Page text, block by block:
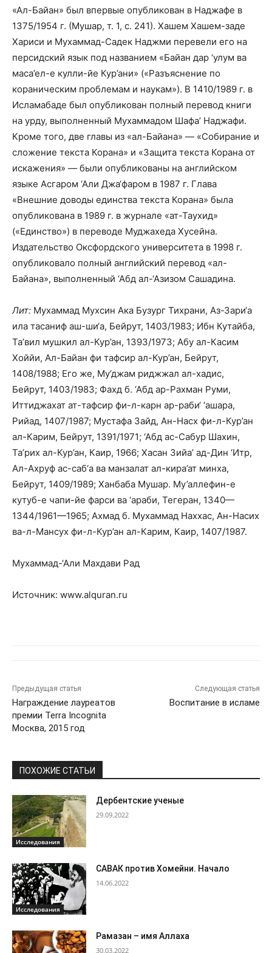
«Ал-Байан» был впервые опубликован в Наджафе в
1375/1954 г. (Мушар, т. 1, с. 241). Хашем Хашем-заде
Хариси и Мухаммад-Садек Наджми перевели его на
персидский язык под названием «Байан дар ‘улум ва
маса’ел-е кулли-йе Кур’ани» («Разъяснение по
кораническим проблемам и наукам»). В 1410/1989 г. в
Исламабаде был опубликован полный перевод книги
на урду, выполненный Мухаммадом Шафа’ Наджафи.
Кроме того, две главы из «ал-Байана» — «Собирание и
сложение текста Корана» и «Защита текста Корана от
искажения» — были опубликованы на английском
языке Асгаром ‘Али Джа‘фаром в 1987 г. Глава
«Внешние доводы единства текста Корана» была
опубликована в 1989 г. в журнале «ат-Таухид»
(«Единство») в переводе Муджахеда Хусейна.
Издательство Оксфордского университета в 1998 г.
опубликовало полный английский перевод «ал-
Байана», выполненный ‘Абд ал-‘Азизом Сашадина.
Лит: Мухаммад Мухсин Ака Бузург Тихрани, Аз-Зари‘а
ила тасаниф аш-ши‘а, Бейрут, 1403/1983; Ибн Кутайба,
Та’вил мушкил ал-Кур’ан, 1393/1973; Абу ал-Касим
Хоййи, Ал-Байан фи тафсир ал-Кур’ан, Бейрут,
1408/1988; Его же, Му‘джам риджжал ал-хадис,
Бейрут, 1403/1983; Фахд б. ‘Абд ар-Рахман Руми,
Иттиджахат ат-тафсир фи-л-карн ар-раби‘ ‘ашара,
Рийад, 1407/1987; Мустафа Зайд, Ан-Насх фи-л-Кур’ан
ал-Карим, Бейрут, 1391/1971; ‘Абд ас-Сабур Шахин,
Та’рих ал-Кур’ан, Каир, 1966; Хасан Зийа’ ад-Дин ‘Итр,
Ал-Ахруф ас-саб‘а ва манзалат ал-кира’ат минха,
Бейрут, 1409/1989; Ханбаба Мушар. Му’аллефин-е
кутуб-е чапи-йе фарси ва ‘араби, Тегеран, 1340—
1344/1961—1965; Ахмад б. Мухаммад Наххас, Ан-Насих
ва-л-Мансух фи-л-Кур’ан ал-Карим, Каир, 1407/1987.
Мухаммад-‘Али Махдави Рад
Источник: www.alquran.ru
Предыдущая статья
Награждение лауреатов
премии Terra Incognita
Москва, 2015 год
Следующая статья
Воспитание в исламе
ПОХОЖИЕ СТАТЬИ
Исследования
Дербентские ученые
29.09.2022
Исследования
САВАК против Хомейни. Начало
14.06.2022
Рамазан – имя Аллаха
30.03.2022